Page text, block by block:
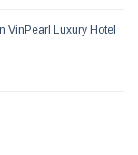
VinPearl Luxury Hotel